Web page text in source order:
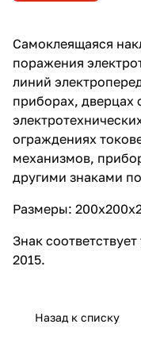
другими знаками
безопасности).
Самоклеящаяся
поражения
линий
приборах, дверцах
ограждениях
механизмов,
другими знаками
Размеры:
Знак
2015.
Назад к списку